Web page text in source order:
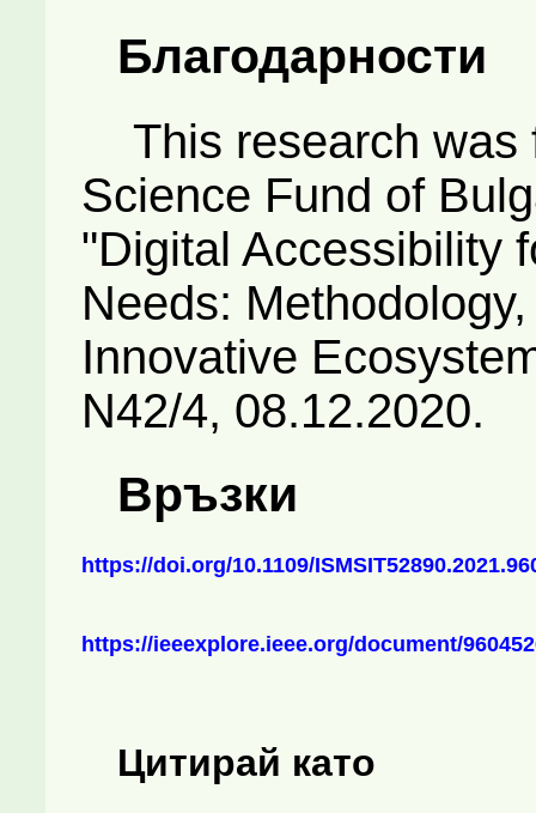
Благодарности
This research was
Science Fund of
"Digital Accessibility
Needs:
Innovative
N42/4, 08.12.2020.
Връзки
https://doi.org/10.1109/
https://ieeexplore.ieee.org/document/
Цитирай като